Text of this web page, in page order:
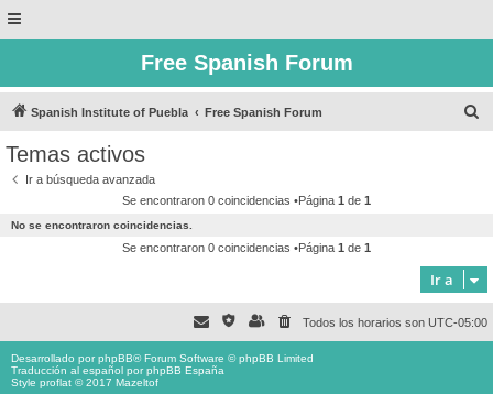
Free Spanish Forum
Spanish Institute of Puebla Free Spanish Forum
Temas activos
Ir a búsqueda avanzada
Se encontraron 0 coincidencias •Página 1 de 1
No se encontraron coincidencias.
Se encontraron 0 coincidencias •Página 1 de 1
Ir a
Todos los horarios son UTC-05:00
Desarrollado porphpBB® Forum Software © phpBB Limited
Traducción al español porphpBB España
Style proflat © 2017 Mazeltof